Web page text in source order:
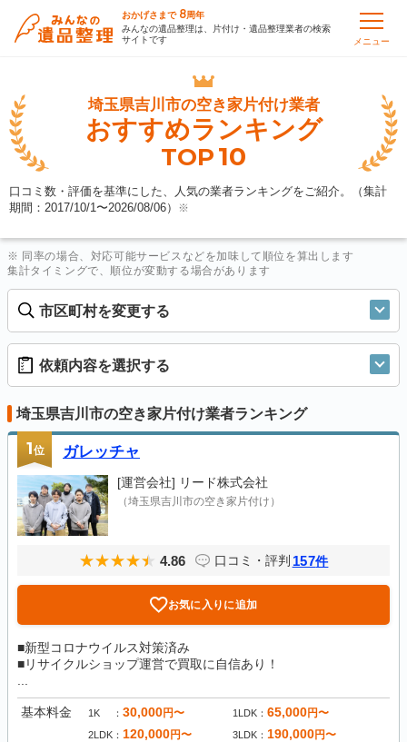
おかげさまで 8周年
みんなの遺品整理は、片付け・遺品整理業者の検索
サイトです
メニュー
埼玉県吉川市の空き家片付け業者
おすすめランキング
TOP10
口コミ数・評価を基準にした、人気の業者ランキングをご紹介。（集計
期間：2017/10/1〜2026/08/06） ※
※ 同率の場合、対応可能サービスなどを加味して順位を算出します
集計タイミングで、順位が変動する場合があります
市区町村を変更する
依頼内容を選択する
埼玉県吉川市の空き家片付け業者ランキング
1位 ガレッチャ
[運営会社] リード株式会社
（埼玉県吉川市の空き家片付け）
4.86 口コミ・評判 157件
お気に入りに追加
■新型コロナウイルス対策済み
■リサイクルショップ運営で買取に自信あり！
基本料金 1K 30,000円〜 1LDK 65,000円〜
2LDK 120,000円〜 3LDK 190,000円〜